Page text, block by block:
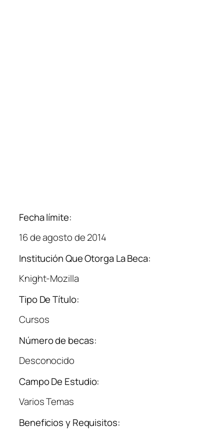
Fecha límite:
16 de agosto de 2014
Institución Que Otorga La Beca:
Knight-Mozilla
Tipo De Título:
Cursos
Número de becas:
Desconocido
Campo De Estudio:
Varios Temas
Beneficios y Requisitos: